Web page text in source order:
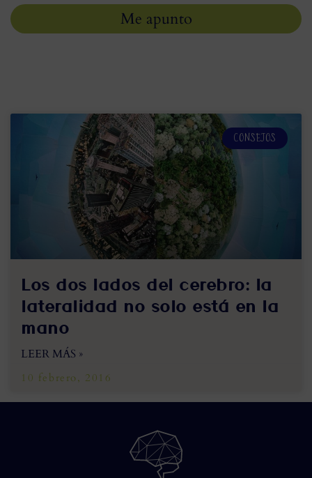
Me apunto
CONSEJOS
Los dos lados del cerebro: la
lateralidad no solo está en la
mano
LEER MÁS »
10 febrero, 2016